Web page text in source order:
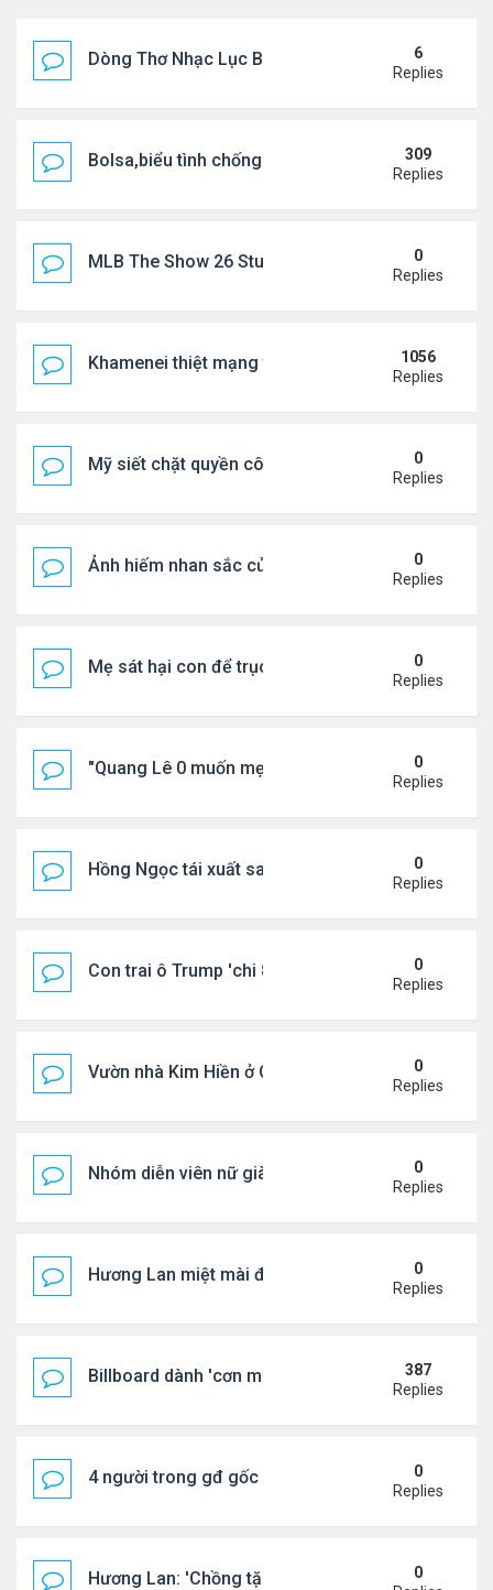
Dòng Thơ Nhạc Lục Bát Trích Đoạn - Gõ Google:
6
Replies
Bolsa,biểu tình chống ca nô.
309
Replies
MLB The Show 26 Stubs Tips for Efficient
0
Replies
Khamenei thiệt mạng trong cuộc tấn công phối
1056
Replies
Mỹ siết chặt quyền công dân theo nơi sinh, mở
0
Replies
Ảnh hiếm nhan sắc của Thẩm Thuý Hằng0
Replies
Mẹ sát hại con để trục lợi bảo hiểm
0
Replies
"Quang Lê 0 muốn mẹ thua kém người khác"
0
Replies
Hồng Ngọc tái xuất sau nhiều năm ở ẩn
0
Replies
Con trai ô Trump 'chi 8.5 triệu để xóa ràng buộc
0
Replies
Vườn nhà Kim Hiền ở California
0
Replies
Nhóm diễn viên nữ giàu nhất thế giới
0
Replies
Hương Lan miệt mài đi hát ở tuổi 70
0
Replies
Billboard dành 'cơn mưa' lời khen BTS
387
Replies
4 người trong gđ gốc Việt thiệt mạng vì tai nạn xe
0
Replies
Hương Lan: 'Chồng tặng tôi khu vườn tình yêu'
0